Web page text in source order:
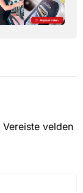
Vereiste velden